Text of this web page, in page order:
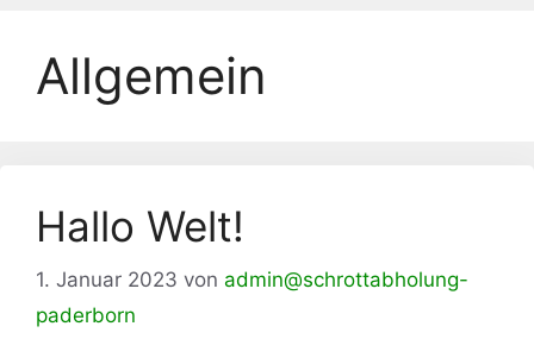
Allgemein
Hallo Welt!
1. Januar 2023 von admin@schrottabholung-
paderborn